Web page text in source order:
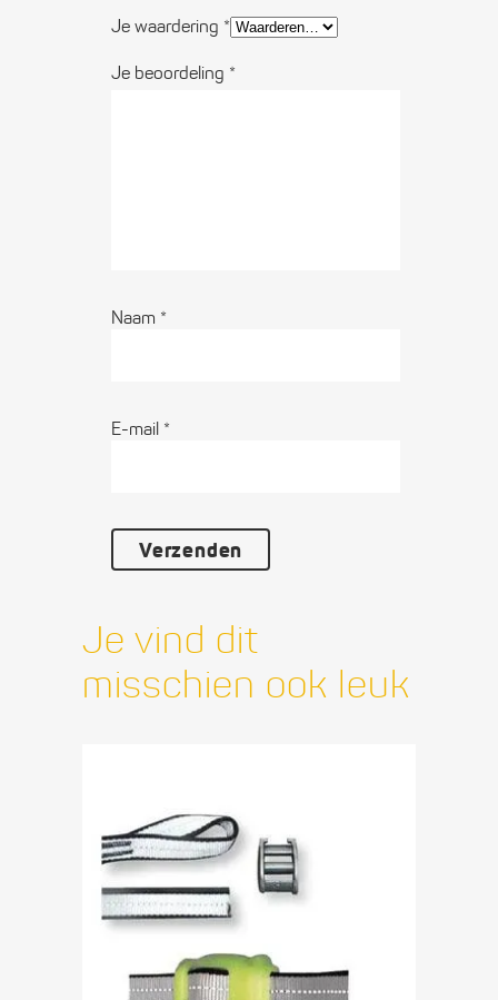
Je waardering *
Je beoordeling *
Naam *
E-mail *
Je vind dit
misschien ook leuk